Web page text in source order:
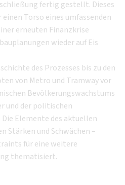
fertig gestellt. Dieses
Torso eines umfassenden
erneuten Finanzkrise
wieder auf Eis
des Prozesses bis zu den
von Metro und Tramway vor
Bevölkerungswachstums
und der politischen
Elemente des aktuellen
Stärken und Schwächen –
für eine weitere
thematisiert.